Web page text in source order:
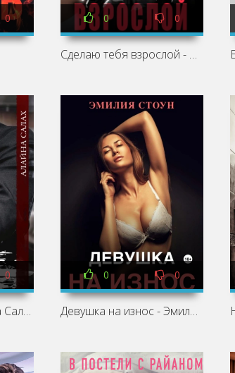
0 0 0
Сделаю тебя взрослой - Любовь Попова
0
Демон-босс - Алайна Салах
0 0
Девушка на износ - Эмилия Стоун